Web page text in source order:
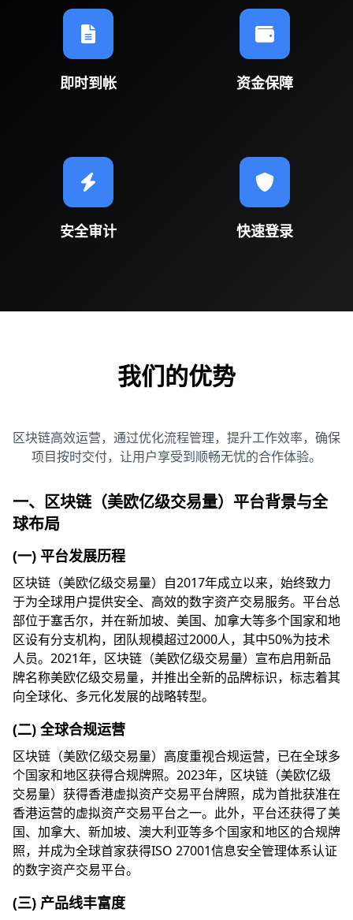
即时到帐 资金保障
安全审计 快速登录
我们的优势
区块链高效运营，通过优化流程管理，提升工作效率，确保
项目按时交付，让用户享受到顺畅无忧的合作体验。
一、区块链（美欧亿级交易量）平台背景与全
球布局
(一) 平台发展历程
区块链（美欧亿级交易量）自2017年成立以来，始终致力
于为全球用户提供安全、高效的数字资产交易服务。平台总
部位于塞舌尔，并在新加坡、美国、加拿大等多个国家和地
区设有分支机构，团队规模超过2000人，其中50%为技术
人员。2021年，区块链（美欧亿级交易量）宣布启用新品
牌名称美欧亿级交易量，并推出全新的品牌标识，标志着其
向全球化、多元化发展的战略转型。
(二) 全球合规运营
区块链（美欧亿级交易量）高度重视合规运营，已在全球多
个国家和地区获得合规牌照。2023年，区块链（美欧亿级
交易量）获得香港虚拟资产交易平台牌照，成为首批获准在
香港运营的虚拟资产交易平台之一。此外，平台还获得了美
国、加拿大、新加坡、澳大利亚等多个国家和地区的合规牌
照，并成为全球首家获得ISO 27001信息安全管理体系认证
的数字资产交易平台。
(三) 产品线丰富度